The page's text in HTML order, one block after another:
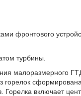
фронтового
турбины.
малоразмерного
горелок
Горелка включает